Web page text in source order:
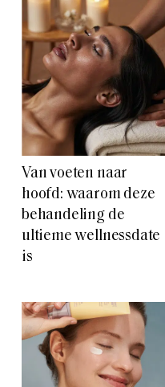
Van voeten naar
hoofd: waarom deze
behandeling de
ultieme wellnessdate
is